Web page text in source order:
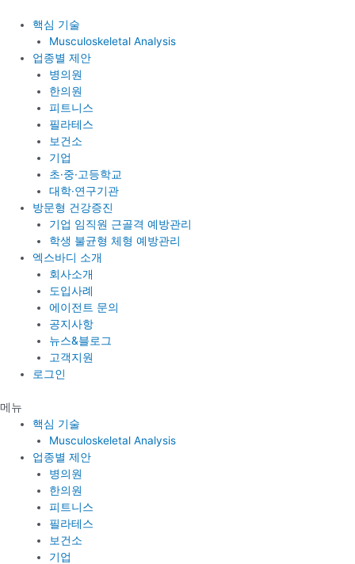
핵심 기술
Musculoskeletal Analysis
업종별 제안
병의원
한의원
피트니스
필라테스
보건소
기업
초·중·고등학교
대학·연구기관
방문형 건강증진
기업 임직원 근골격 예방관리
학생 불균형 체형 예방관리
엑스바디 소개
회사소개
도입사례
에이전트 문의
공지사항
뉴스&블로그
고객지원
로그인
메뉴
핵심 기술
Musculoskeletal Analysis
업종별 제안
병의원
한의원
피트니스
필라테스
보건소
기업